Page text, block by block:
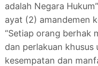
adalah Negara
ayat (2) amandemen
“Setiap orang berhak
dan perlakuan khusus
kesempatan dan